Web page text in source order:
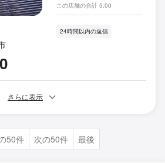
この店舗の合計 5.00
24時間以内の返信
さらに表示
50件 次の50件 最後